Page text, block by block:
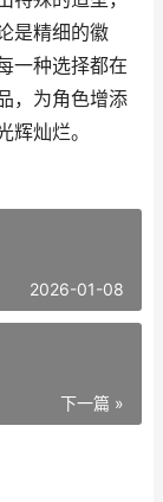
是精细的徽
一种选择都在
，为角色增添
灿烂。
2026-01-08
下一篇 »